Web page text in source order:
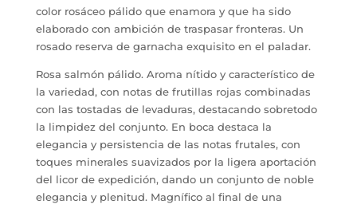
color rosáceo pálido que enamora y que ha sido
elaborado con ambición de traspasar fronteras. Un
rosado reserva de garnacha exquisito en el paladar.
Rosa salmón pálido. Aroma nítido y característico de
la variedad, con notas de frutillas rojas combinadas
con las tostadas de levaduras, destacando sobretodo
la limpidez del conjunto. En boca destaca la
elegancia y persistencia de las notas frutales, con
toques minerales suavizados por la ligera aportación
del licor de expedición, dando un conjunto de noble
elegancia y plenitud. Magnífico al final de una